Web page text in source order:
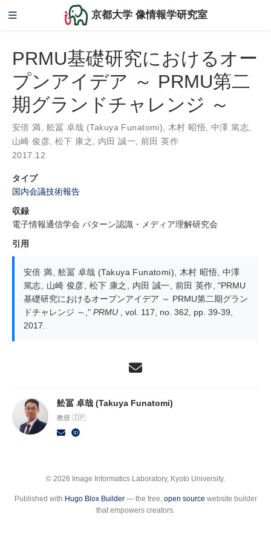
京都大学 像情報学研究室
PRMU基礎研究におけるオー
プンアイデア ～ PRMU第二
期グランドチャレンジ ～
安倍 満 舩冨 卓哉 (Takuya Funatomi) 木村 昭悟 中澤 篤志
山崎 俊彦 松下 康之 内田 誠一
前田 英作
2017.12
タイプ
国内会議技術報告
収録
電子情報通信学会 パターン認識・メディア理解研究会
引用
安倍 満 舩冨 卓哉 (Takuya Funatomi) 木村 昭悟 中澤
篤志
山崎 俊彦 松下 康之 内田 誠一 前田 英作 ,"PRMU
基礎研究におけるオープンアイデア ～ PRMU第二期グラン
ドチャレンジ ～," PRMU , vol. 117, no. 362, pp. 39-39,
2017.
舩冨 卓哉 (Takuya Funatomi)
教授 🇯🇵
© 2026 Image Informatics Laboratory, Kyoto University.
Published with Hugo Blox Builder— the free, open source website builder
that empowers creators.